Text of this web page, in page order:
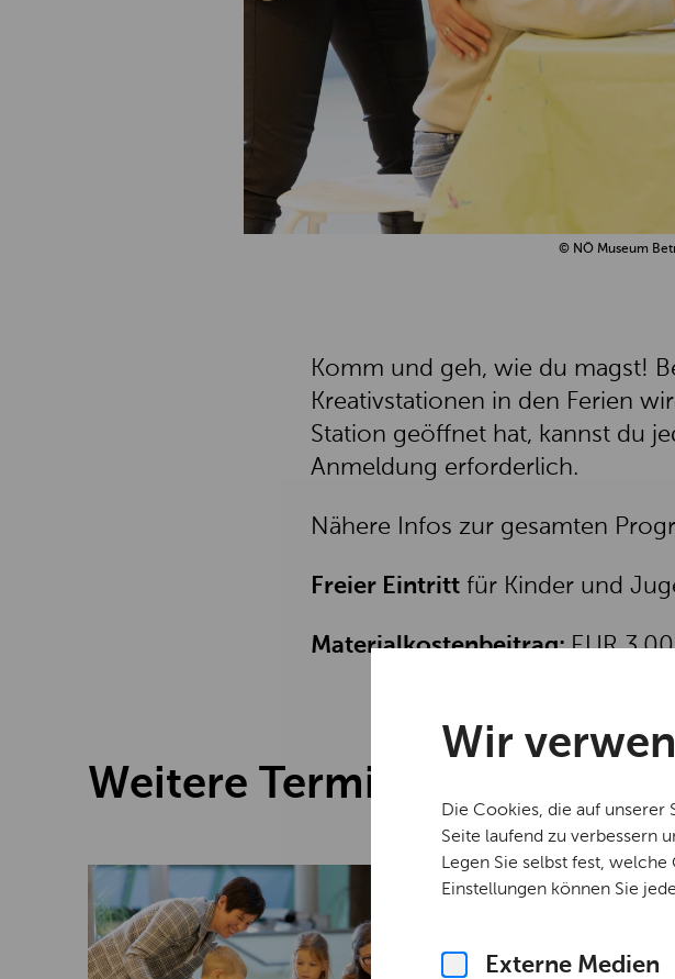
Wir
Die Cookies, die auf unserer
Seite laufend zu verbessern
Legen Sie selbst fest,
Einstellungen können Sie
Externe Medien
© NÖ Museum
Komm und geh, wie du magst!
Kreativstationen in den Ferien
Station geöffnet hat, kannst du
Anmeldung erforderlich.
Nähere Infos zur gesamten
Freier Eintrittfür Kinder und
Materialkostenbeitrag:EUR 3,00
Weitere Termine
Sa, 24. Oktober